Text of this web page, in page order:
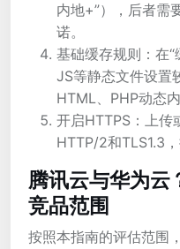
内地+”），后者需
诺。
基础缓存规则：在“
JS等静态文件设置
HTML、PHP动态
开启HTTPS：上传
HTTP/2和TLS1.3
腾讯云与华为云
竞品范围
按照本指南的评估范围